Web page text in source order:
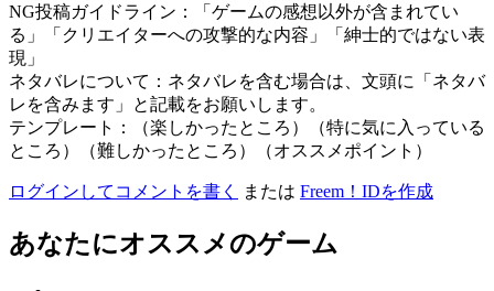
NG投稿ガイドライン：「ゲームの感想以外が含まれてい
る」「クリエイターへの攻撃的な内容」「紳士的ではない表
現」
ネタバレについて：ネタバレを含む場合は、文頭に「ネタバ
レを含みます」と記載をお願いします。
テンプレート：（楽しかったところ）（特に気に入っている
ところ）（難しかったところ）（オススメポイント）
ログインしてコメントを書く または Freem！IDを作成
あなたにオススメのゲーム